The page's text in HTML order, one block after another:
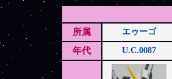
所属
エゥーゴ
年代 U.C.0087